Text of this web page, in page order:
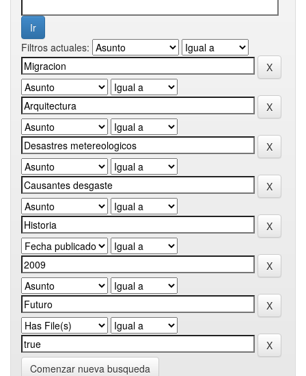
Filtros actuales:
Comenzar nueva busqueda